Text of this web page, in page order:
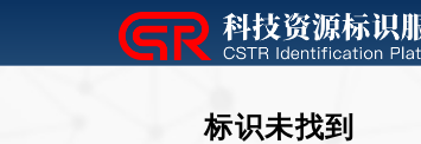
标识未找到